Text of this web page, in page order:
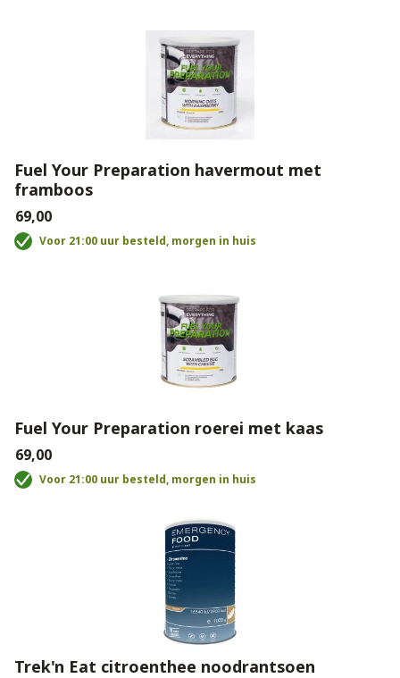
Fuel Your Preparation havermout met
framboos
€69,00
Voor 21:00 uur besteld, morgen in huis
Fuel Your Preparation roerei met kaas
€69,00
Voor 21:00 uur besteld, morgen in huis
Trek'n Eat citroenthee noodrantsoen